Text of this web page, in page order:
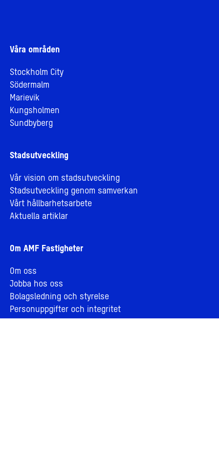
Våra områden
Stockholm City
Södermalm
Marievik
Kungsholmen
Sundbyberg
Stadsutveckling
Vår vision om stadsutveckling
Stadsutveckling genom samverkan
Vårt hållbarhetsarbete
Aktuella artiklar
Om AMF Fastigheter
Om oss
Jobba hos oss
Bolagsledning och styrelse
Personuppgifter och integritet